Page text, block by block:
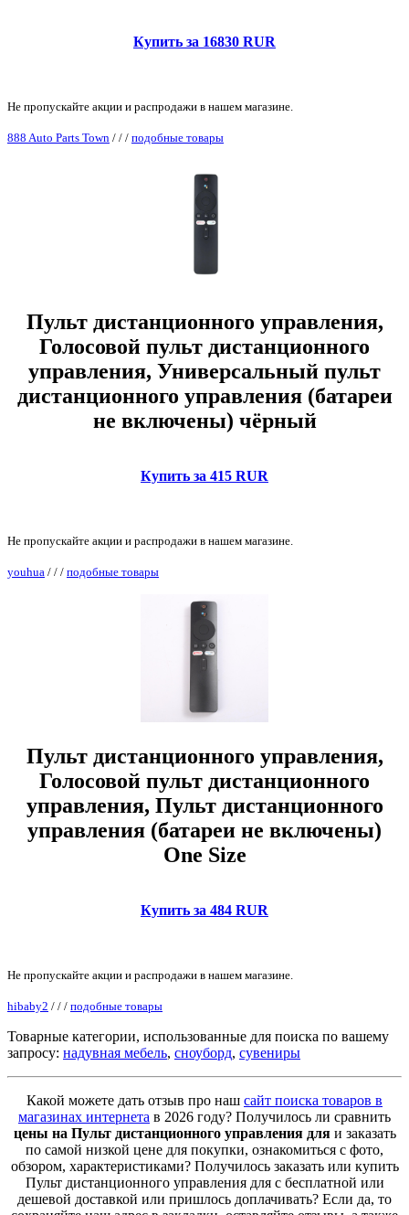
Купить за 16830 RUR
Не пропускайте акции и распродажи в нашем магазине.
888 Auto Parts Town / / / подобные товары
Пульт дистанционного управления,
Голосовой пульт дистанционного
управления, Универсальный пульт
дистанционного управления (батареи
не включены) чёрный
Купить за 415 RUR
Не пропускайте акции и распродажи в нашем магазине.
youhua / / / подобные товары
Пульт дистанционного управления,
Голосовой пульт дистанционного
управления, Пульт дистанционного
управления (батареи не включены)
One Size
Купить за 484 RUR
Не пропускайте акции и распродажи в нашем магазине.
hibaby2 / / / подобные товары
Товарные категории, использованные для поиска по вашему
запросу: надувная мебель, сноуборд, сувениры
Какой можете дать отзыв про наш сайт поиска товаров в
магазинах интернета в 2026 году? Получилось ли сравнить
цены на Пульт дистанционного управления дляи заказать
по самой низкой цене для покупки, ознакомиться с фото,
обзором, характеристиками? Получилось заказать или купить
Пульт дистанционного управления для с бесплатной или
дешевой доставкой или пришлось доплачивать? Если да, то